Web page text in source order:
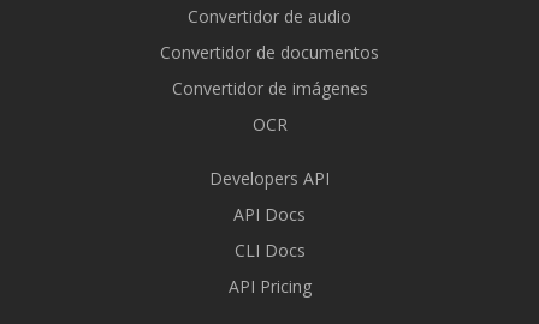
Convertidor de audio
Convertidor de documentos
Convertidor de imágenes
OCR
Developers API
API Docs
CLI Docs
API Pricing